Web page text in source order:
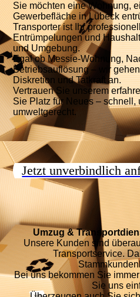
Sie möchten eine Wohnung,
Gewerbefläche in Lübeck
Transporter ist Ihr
Entrümpelungen und
und Umgebung.
Egal ob Messie-Wohnung,
Betriebsauflösung – wir
Diskretion und Tatkraft an.
Vertrauen Sie unserem
Sie Platz für Neues – schnell,
umweltgerecht.
Jetzt unverbindlich
Umzug &
Unsere Kunden sind
Transportservice.
Bei uns bekommen Sie
Sie uns